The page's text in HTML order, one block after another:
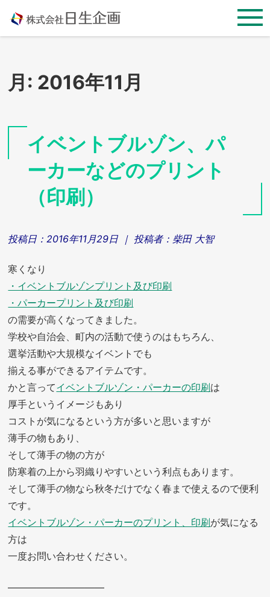
content
月: 2016年11月
イベントブルゾン、パ
ーカーなどのプリント
（印刷）
投稿日： 2016年11月29日 ｜ 投稿者： 柴田 大智
寒くなり
・イベントブルゾンプリント及び印刷
・パーカープリント及び印刷
の需要が高くなってきました。
学校や自治会、町内の活動で使うのはもちろん、
選挙活動や大規模なイベントでも
揃える事ができるアイテムです。
かと言ってイベントブルゾン・パーカーの印刷は
厚手というイメージもあり
コストが気になるという方が多いと思いますが
薄手の物もあり、
そして薄手の物の方が
防寒着の上から羽織りやすいという利点もあります。
そして薄手の物なら秋冬だけでなく春まで使えるので便利
です。
イベントブルゾン・パーカーのプリント、印刷が気になる
方は
一度お問い合わせください。
——————————